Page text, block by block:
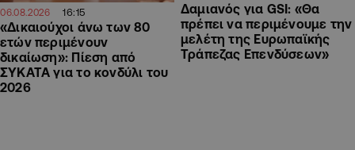
06.08.2026 16:15
«Δικαιούχοι άνω των 80
ετών περιμένουν
δικαίωση»: Πίεση από
ΣΥΚΑΤΑ για το κονδύλι του
2026
Δαμιανός για GSI: «Θα
πρέπει να περιμένουμε την
μελέτη της Ευρωπαϊκής
Τράπεζας Επενδύσεων»